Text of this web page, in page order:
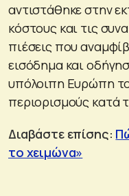
αντιστάθηκε στην
κόστους και τις
πιέσεις που
εισόδημα και
υπόλοιπη Ευρώπη
περιορισμούς κατά
Διαβάστε επίσης:
το χειμώνα»